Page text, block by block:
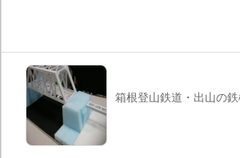
箱根登山鉄道・出山の